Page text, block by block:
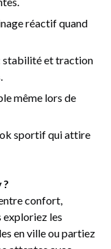
réactif quand
stabilité et traction
même lors de
sportif qui attire
confort,
exploriez les
en ville ou partiez